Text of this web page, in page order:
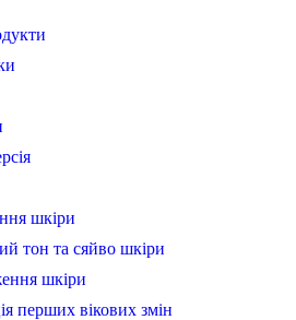
шкіри
тон та сяйво шкіри
шкіри
перших вікових змін